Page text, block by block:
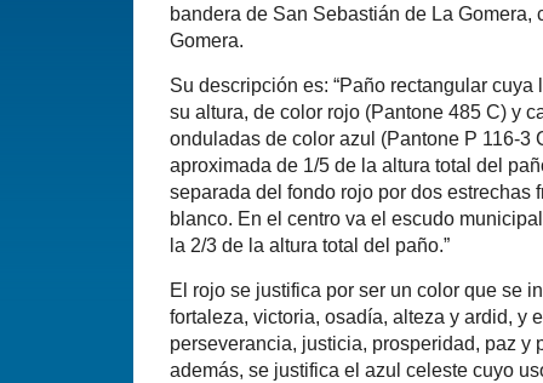
bandera de San Sebastián de La Gomera,
Gomera.
Su descripción es: “Paño rectangular
su altura, de color rojo (Pantone 485 C) y
onduladas de color azul (Pantone P 116-3
aproximada de 1/5 de la altura total del
separada del fondo rojo por dos estrechas
blanco. En el centro va el escudo
la 2/3 de la altura total del paño.”
El rojo se justifica por ser un color que se
fortaleza, victoria, osadía, alteza y ardid, y
perseverancia, justicia, prosperidad, paz y
además, se justifica el azul celeste cuyo